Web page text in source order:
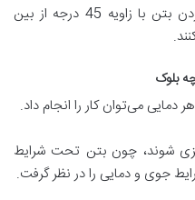
بنابراین، این اختلاف ارتفاع را با پرکردن بتن با زاویه 45 درجه از بین
بلوک
دمایی می‌توان کار را انجام داد.
شوند، چون بتن تحت شرایط
جوی و دمایی را در نظر گرفت.